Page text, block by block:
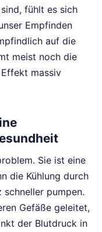
fühlt es sich
Empfinden
auf die
meist noch die
massiv
Sie ist eine
die Kühlung durch
pumpen.
Gefäße geleitet,
der Blutdruck in